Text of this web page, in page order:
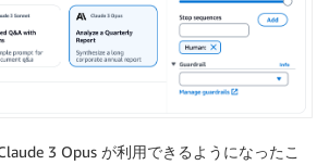
3 Opus が利用できるようになったこ